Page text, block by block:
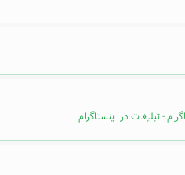
- تبلیغات در اینستاگرام